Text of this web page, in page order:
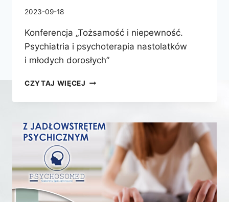
2023-09-18
Konferencja „Tożsamość i niepewność.
Psychiatria i psychoterapia nastolatków
i młodych dorosłych”
CZYTAJ WIĘCEJ KONFERENCJA
I NIEPEWNOŚĆ.
I PSYCHOTERAPIA
NASTOLATKÓW
I MŁODYCH
DOROSŁYCH”